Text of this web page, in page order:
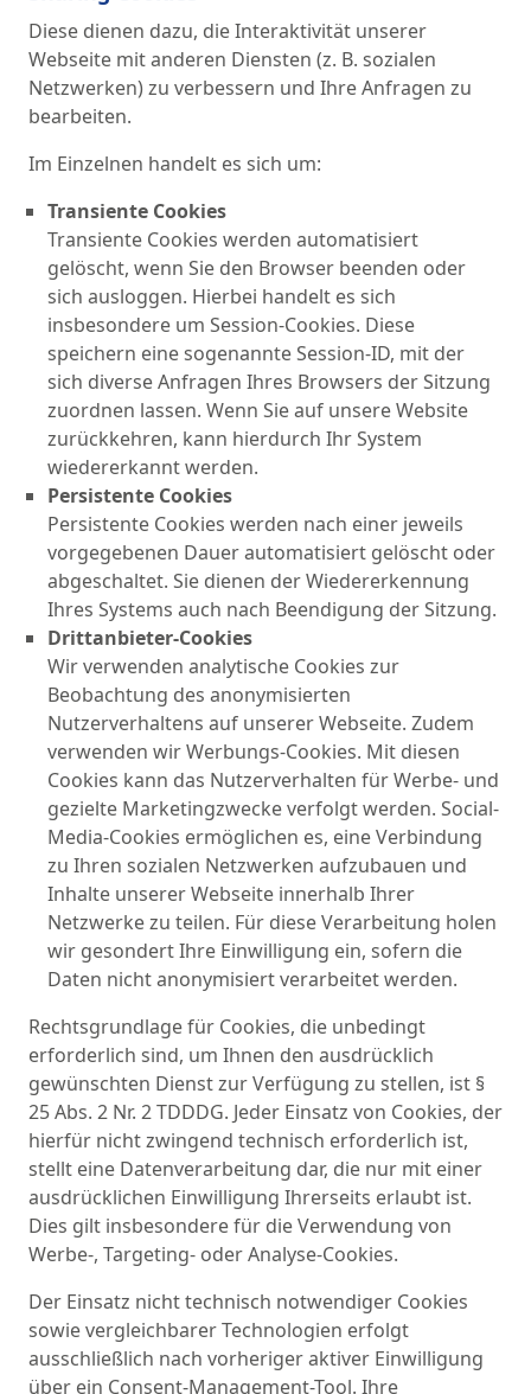
Diese dienen dazu, die Interaktivität unserer
Webseite mit anderen Diensten (z. B. sozialen
Netzwerken) zu verbessern und Ihre Anfragen zu
bearbeiten.
Im Einzelnen handelt es sich um:
Transiente Cookies
Transiente Cookies werden automatisiert
gelöscht, wenn Sie den Browser beenden oder
sich ausloggen. Hierbei handelt es sich
insbesondere um Session-Cookies. Diese
speichern eine sogenannte Session-ID, mit der
sich diverse Anfragen Ihres Browsers der Sitzung
zuordnen lassen. Wenn Sie auf unsere Website
zurückkehren, kann hierdurch Ihr System
wiedererkannt werden.
Persistente Cookies
Persistente Cookies werden nach einer jeweils
vorgegebenen Dauer automatisiert gelöscht oder
abgeschaltet. Sie dienen der Wiedererkennung
Ihres Systems auch nach Beendigung der Sitzung.
Drittanbieter-Cookies
Wir verwenden analytische Cookies zur
Beobachtung des anonymisierten
Nutzerverhaltens auf unserer Webseite. Zudem
verwenden wir Werbungs-Cookies. Mit diesen
Cookies kann das Nutzerverhalten für Werbe- und
gezielte Marketingzwecke verfolgt werden. Social-
Media-Cookies ermöglichen es, eine Verbindung
zu Ihren sozialen Netzwerken aufzubauen und
Inhalte unserer Webseite innerhalb Ihrer
Netzwerke zu teilen. Für diese Verarbeitung holen
wir gesondert Ihre Einwilligung ein, sofern die
Daten nicht anonymisiert verarbeitet werden.
Rechtsgrundlage für Cookies, die unbedingt
erforderlich sind, um Ihnen den ausdrücklich
gewünschten Dienst zur Verfügung zu stellen, ist §
25 Abs. 2 Nr. 2 TDDDG. Jeder Einsatz von Cookies, der
hierfür nicht zwingend technisch erforderlich ist,
stellt eine Datenverarbeitung dar, die nur mit einer
ausdrücklichen Einwilligung Ihrerseits erlaubt ist.
Dies gilt insbesondere für die Verwendung von
Werbe-, Targeting- oder Analyse-Cookies.
Der Einsatz nicht technisch notwendiger Cookies
sowie vergleichbarer Technologien erfolgt
ausschließlich nach vorheriger aktiver Einwilligung
über ein Consent-Management-Tool. Ihre